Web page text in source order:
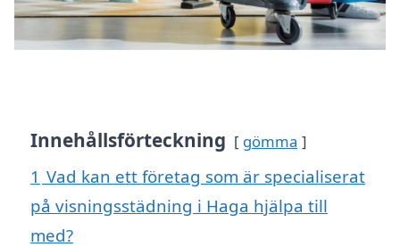
Innehållsförteckning gömma
1 Vad kan ett företag som är specialiserat
på visningsstädning i Haga hjälpa till
med?